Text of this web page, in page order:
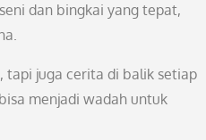
dan bingkai yang tepat,
tapi juga cerita di balik setiap
menjadi wadah untuk